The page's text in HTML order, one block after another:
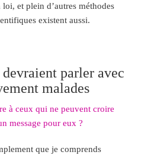
et plein d’autres méthodes
existent aussi.
parler avec
malades
à ceux qui ne peuvent croire
message pour eux ?
que je comprends